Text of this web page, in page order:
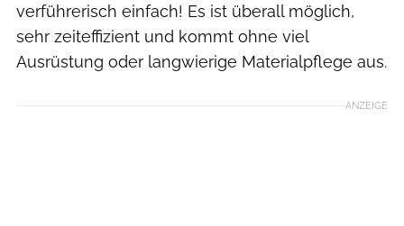
verführerisch einfach! Es ist überall möglich,
sehr zeiteffizient und kommt ohne viel
Ausrüstung oder langwierige Materialpflege aus.
ANZEIGE